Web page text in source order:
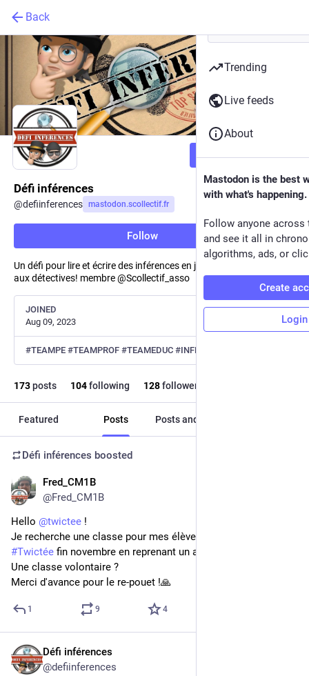
Back
Follow
Défi inférences
@defiinferences mastodon.scollectif.fr
Follow
Un défi pour lire et écrire des inférences en jouant aux gangsters et
aux détectives! membre @Scollectif_asso
JOINED
Aug 09, 2023
173posts 104following 128followers
Featured Posts Posts and replies
Défi inférences boosted
Fred_CM1B
@Fred_CM1B
Hello @twictee !
#Twictée fin novembre en reprenant un ancien épisode.
Une classe volontaire ?
Merci d'avance pour le re-pouet !🙏
1 9 4
Défi inférences
@defiinferences
Trending
Live feeds
About
Mastodon is the best
with what's happening.
Follow anyone across
and see it all in
algorithms, ads, or
Create
Login